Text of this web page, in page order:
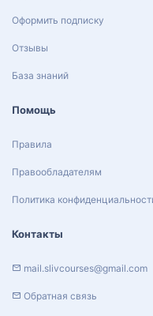
Оформить подписку
Отзывы
База знаний
Помощь
Правила
Правообладателям
Политика
Контакты
mail.slivcourses@gmail.com
Обратная связь